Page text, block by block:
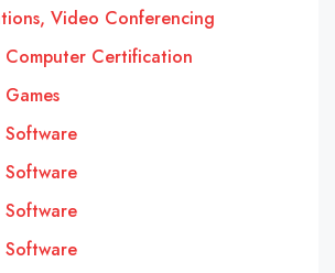
Video Conferencing
Computer Certification
Software
Software
Software
Software